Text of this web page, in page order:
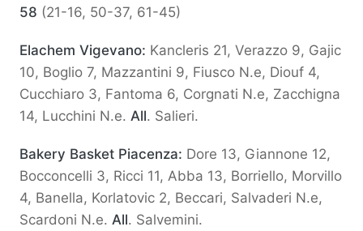
58 (21-16, 50-37, 61-45)
Elachem Vigevano: Kancleris 21, Verazzo 9, Gajic
10, Boglio 7, Mazzantini 9, Fiusco N.e, Diouf 4,
Cucchiaro 3, Fantoma 6, Corgnati N.e, Zacchigna
14, Lucchini N.e. All. Salieri.
Bakery Basket Piacenza: Dore 13, Giannone 12,
Bocconcelli 3, Ricci 11, Abba 13, Borriello, Morvillo
4, Banella, Korlatovic 2, Beccari, Salvaderi N.e,
Scardoni N.e. All. Salvemini.